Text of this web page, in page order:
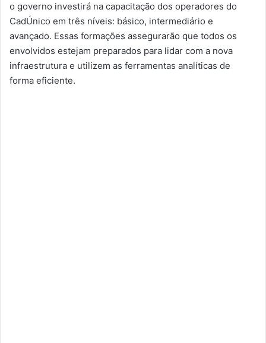
o governo investirá na capacitação dos operadores do
CadÚnico em três níveis: básico, intermediário e
avançado. Essas formações assegurarão que todos os
envolvidos estejam preparados para lidar com a nova
infraestrutura e utilizem as ferramentas analíticas de
forma eficiente.